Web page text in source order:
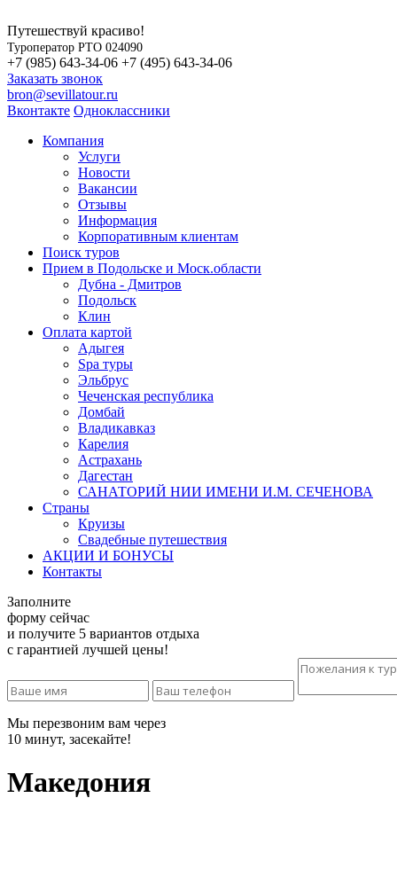
Путешествуй красиво!
Туроператор РТО 024090
+7 (985) 643-34-06 +7 (495) 643-34-06
Заказать звонок
bron@sevillatour.ru
Вконтакте Одноклассники
Компания
Услуги
Новости
Вакансии
Отзывы
Информация
Корпоративным клиентам
Поиск туров
Прием в Подольске и Моск.области
Дубна - Дмитров
Подольск
Клин
Оплата картой
Адыгея
Spa туры
Эльбрус
Чеченская республика
Домбай
Владикавказ
Карелия
Астрахань
Дагестан
САНАТОРИЙ НИИ ИМЕНИ И.М. СЕЧЕНОВА
Страны
Круизы
Свадебные путешествия
АКЦИИ И БОНУСЫ
Контакты
Заполните
форму сейчас
и получите 5 вариантов отдыха
с гарантией лучшей цены!
Мы перезвоним вам через
10 минут, засекайте!
Македония